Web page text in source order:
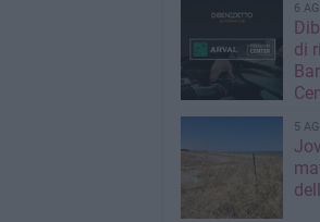
6
di
5